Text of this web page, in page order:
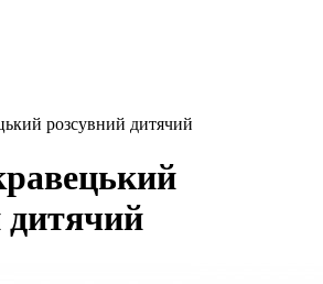
розсувний дитячий
дитячий